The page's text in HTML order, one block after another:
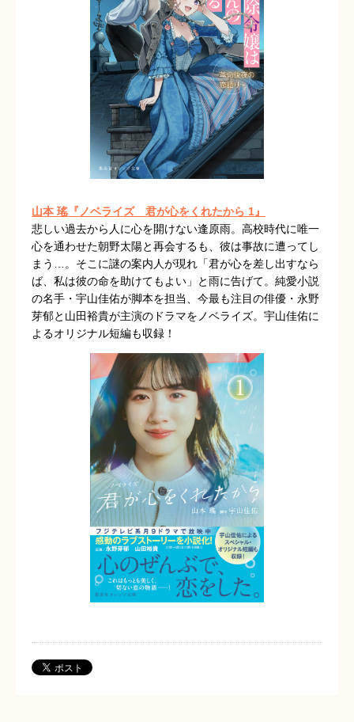
山本 瑤『ノベライズ 君が心をくれたから 1』
悲しい過去から人に心を開けない逢原雨。高校時代に唯一
心を通わせた朝野太陽と再会するも、彼は事故に遭ってし
まう…。そこに謎の案内人が現れ「君が心を差し出すなら
ば、私は彼の命を助けてもよい」と雨に告げて。純愛小説
の名手・宇山佳佑が脚本を担当、今最も注目の俳優・永野
芽郁と山田裕貴が主演のドラマをノベライズ。宇山佳佑に
よるオリジナル短編も収録！